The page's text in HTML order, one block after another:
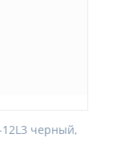
12L3 черный,